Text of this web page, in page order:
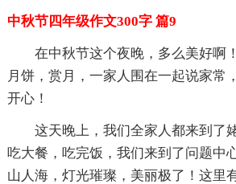
中秋节四年级作文300字 篇9
在中秋节这个夜晚，多么美好啊
月饼，赏月，一家人围在一起说家常
开心！
这天晚上，我们全家人都来到了
吃大餐，吃完饭，我们来到了问题中
山人海，灯光璀璨，美丽极了！这里